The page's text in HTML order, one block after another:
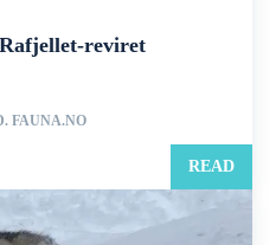
reviret
FAUNA.NO
READ